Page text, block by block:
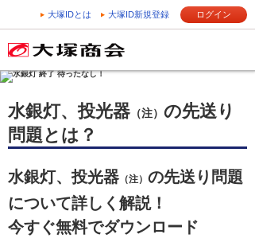
大塚IDとは 大塚ID新規登録 ログイン
水銀灯、投光器 （注） の先送り
問題とは？
水銀灯、投光器 （注） の先送り問題
について詳しく解説！
今すぐ無料でダウンロード